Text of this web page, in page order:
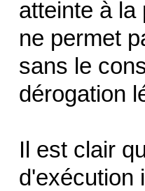
atteinte à la
ne permet
sans le
dérogation
Il est clair
d'exécution